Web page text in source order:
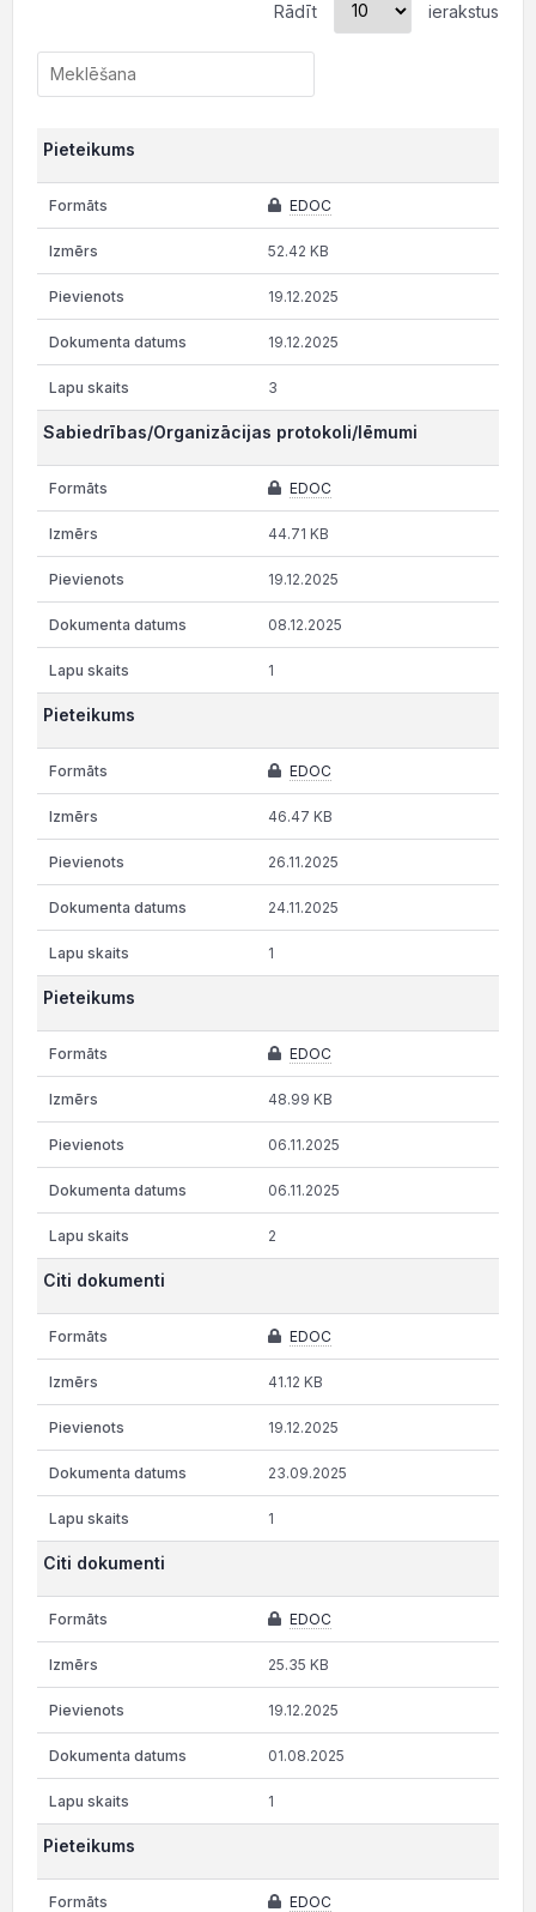
Rādīt ierakstus
Pieteikums
EDOC
52.42 KB
19.12.2025
19.12.2025
3
Sabiedrības/Organizācijas protokoli/lēmumi
EDOC
44.71 KB
19.12.2025
08.12.2025
1
Pieteikums
EDOC
46.47 KB
26.11.2025
24.11.2025
1
Pieteikums
EDOC
48.99 KB
06.11.2025
06.11.2025
2
Citi dokumenti
EDOC
41.12 KB
19.12.2025
23.09.2025
1
Citi dokumenti
EDOC
25.35 KB
19.12.2025
01.08.2025
1
Pieteikums
EDOC